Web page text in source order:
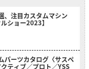
、注目カスタムマシン
ショー2023】
パーツカタログ〈サスペ
ティブ／プロト／YSS